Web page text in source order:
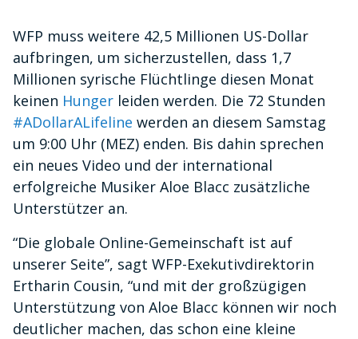
WFP muss weitere 42,5 Millionen US-Dollar
aufbringen, um sicherzustellen, dass 1,7
Millionen syrische Flüchtlinge diesen Monat
keinen Hunger leiden werden. Die 72 Stunden
#ADollarALifeline werden an diesem Samstag
um 9:00 Uhr (MEZ) enden. Bis dahin sprechen
ein neues Video und der international
erfolgreiche Musiker Aloe Blacc zusätzliche
Unterstützer an.
“Die globale Online-Gemeinschaft ist auf
unserer Seite”, sagt WFP-Exekutivdirektorin
Ertharin Cousin, “und mit der großzügigen
Unterstützung von Aloe Blacc können wir noch
deutlicher machen, das schon eine kleine